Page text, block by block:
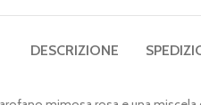
DESCRIZIONE